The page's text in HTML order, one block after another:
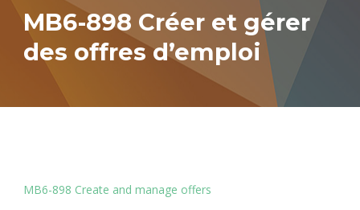
MB6-898 Créer et gérer
des offres d’emploi
MB6-898 Create and manage offers